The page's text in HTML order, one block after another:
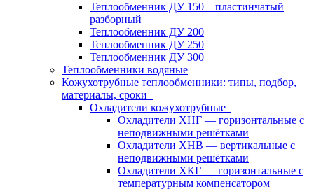
Теплообменник ДУ 150 – пластинчатый
разборный
Теплообменник ДУ 200
Теплообменник ДУ 250
Теплообменник ДУ 300
Теплообменники водяные
Кожухотрубные теплообменники: типы, подбор,
материалы, сроки
Охладители кожухотрубные
Охладители ХНГ — горизонтальные с
неподвижными решётками
Охладители ХНВ — вертикальные с
неподвижными решётками
Охладители ХКГ — горизонтальные с
температурным компенсатором